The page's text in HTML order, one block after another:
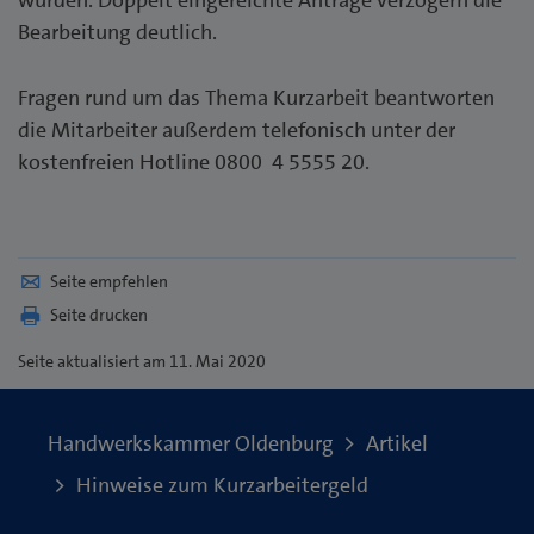
Bearbeitung deutlich.
Fragen rund um das Thema Kurzarbeit beantworten
die Mitarbeiter außerdem telefonisch unter der
kostenfreien Hotline 0800 4 5555 20.
Seite empfehlen
Seite drucken
Seiteaktualisiert am 11. Mai 2020
Handwerkskammer Oldenburg
Artikel
Hinweise zum Kurzarbeitergeld